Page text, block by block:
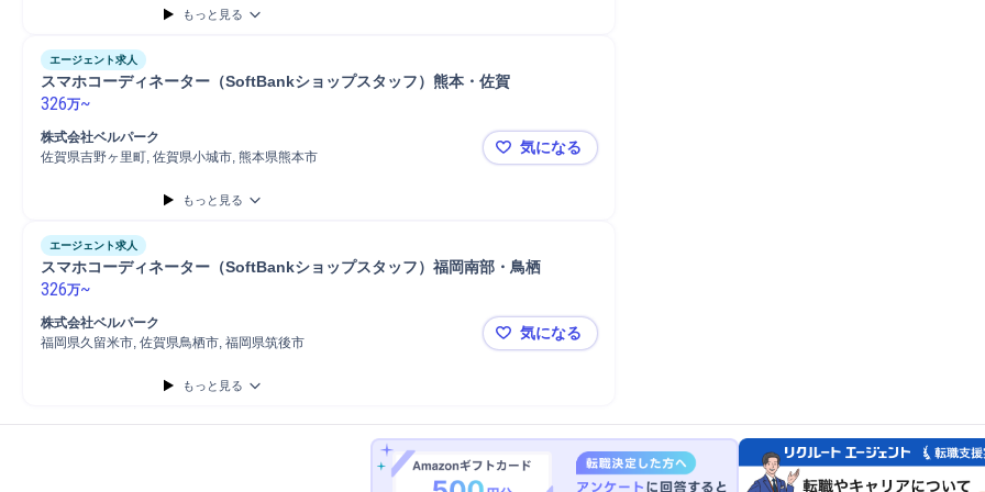
もっと見る
エージェント求人
スマホコーディネーター（SoftBankショップスタッフ）熊本・佐賀
326万~
株式会社ベルパーク
佐賀県吉野ヶ里町, 佐賀県小城市, 熊本県熊本市
スマホコーディネーター（SoftBankショップスタッフ）
気になる
もっと見る
エージェント求人
スマホコーディネーター（SoftBankショップスタッフ）福岡南部・鳥栖
326万~
株式会社ベルパーク
福岡県久留米市, 佐賀県鳥栖市, 福岡県筑後市
スマホコーディネーター（SoftBankショップスタッフ）
気になる
もっと見る